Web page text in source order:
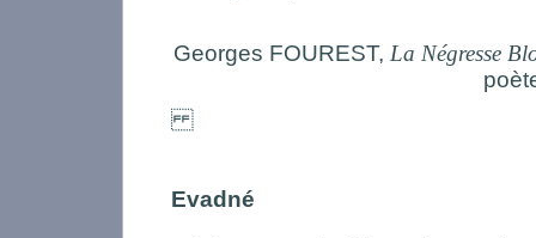
Georges FOUREST, La Négresse
Evadné